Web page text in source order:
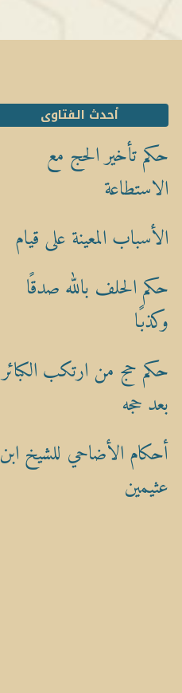
أحدث الفتاوى
حكم تأخير الحج مع
الاستطاعة
الأسباب المعينة على قيام
حكم الحلف بالله صدقًا
وكذبًا
حكم حج من ارتكب الكبائر
بعد حجه
أحكام الأضاحي للشيخ ابن
عثيمين